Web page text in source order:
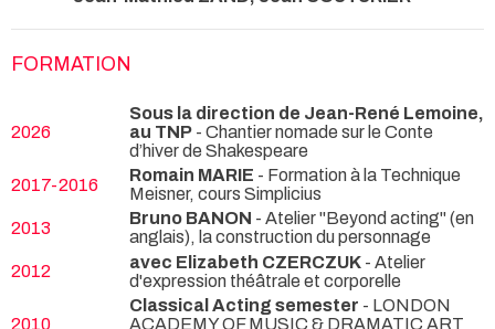
FORMATION
2026
Sous la direction de Jean-René Lemoine,
au TNP - Chantier nomade sur le Conte
d’hiver de Shakespeare
2017-2016
Romain MARIE - Formation à la Technique
Meisner, cours Simplicius
2013
Bruno BANON - Atelier "Beyond acting" (en
anglais), la construction du personnage
2012
avec Elizabeth CZERCZUK - Atelier
d'expression théâtrale et corporelle
2010
Classical Acting semester - LONDON
ACADEMY OF MUSIC & DRAMATIC ART